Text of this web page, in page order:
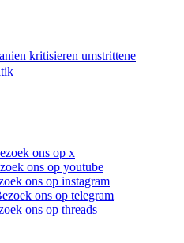
kritisieren umstrittene
ons op x
ons op youtube
ons op instagram
ons op telegram
ons op threads